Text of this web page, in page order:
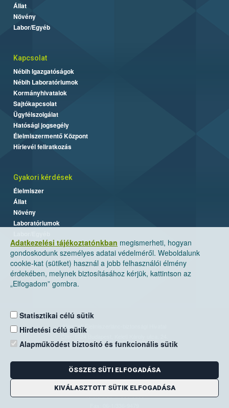
Adatkezelési tájékoztatónkban megismerheti, hogyan
gondoskodunk személyes adatai védelméről. Weboldalunk
cookie-kat (sütiket) használ a jobb felhasználói élmény
érdekében, melynek biztosításához kérjük, kattintson az
„Elfogadom” gombra.
Statisztikai célú sütik
Hirdetési célú sütik
Alapműködést biztosító és funkcionális sütik
ÖSSZES SÜTI ELFOGADÁSA
KIVÁLASZTOTT SÜTIK ELFOGADÁSA
Állat
Növény
Labor/Egyéb
Kapcsolat
Nébih Igazgatóságok
Nébih Laboratóriumok
Kormányhivatalok
Sajtókapcsolat
Ügyfélszolgálat
Hatósági jogsegély
Élelmiszermentő Központ
Hírlevél feliratkozás
Gyakori kérdések
Élelmiszer
Állat
Növény
Laboratóriumok
Nemzeti Élelmiszerlánc-biztonsági Hivatal
Levelezési cím: 1525 Budapest. Pf. 30.
E-mail:ugyfelszolgalat@nebih.gov.hu
Zöld szám: 06-80/263-244
Telefon: 06-1/ 336-9000